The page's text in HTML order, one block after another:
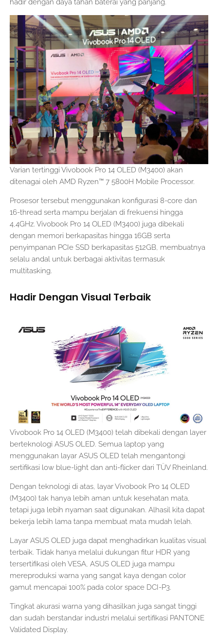
hadir dengan daya tahan baterai yang panjang.
Varian tertinggi Vivobook Pro 14 OLED (M3400) akan
ditenagai oleh AMD Ryzen™ 7 5800H Mobile Processor.
Prosesor tersebut menggunakan konfigurasi 8-core dan
16-thread serta mampu berjalan di frekuensi hingga
4,4GHz. Vivobook Pro 14 OLED (M3400) juga dibekali
dengan memori berkapasitas hingga 16GB serta
penyimpanan PCIe SSD berkapasitas 512GB, membuatnya
selalu andal untuk berbagai aktivitas termasuk
multitasking.
Hadir Dengan Visual Terbaik
Vivobook Pro 14 OLED (M3400) telah dibekali dengan layer
berteknologi ASUS OLED. Semua laptop yang
menggunakan layar ASUS OLED telah mengantongi
sertifikasi low blue-light dan anti-flicker dari TÜV Rheinland.
Dengan teknologi di atas, layar Vivobook Pro 14 OLED
(M3400) tak hanya lebih aman untuk kesehatan mata,
tetapi juga lebih nyaman saat digunakan. Alhasil kita dapat
bekerja lebih lama tanpa membuat mata mudah lelah.
Layar ASUS OLED juga dapat menghadirkan kualitas visual
terbaik. Tidak hanya melalui dukungan fitur HDR yang
tersertifikasi oleh VESA, ASUS OLED juga mampu
mereproduksi warna yang sangat kaya dengan color
gamut mencapai 100% pada color space DCI-P3.
Tingkat akurasi warna yang dihasilkan juga sangat tinggi
dan sudah berstandar industri melalui sertifikasi PANTONE
Validated Display.